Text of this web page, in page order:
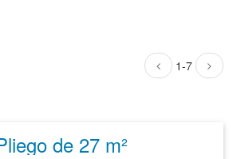
1-7
de 27 m²